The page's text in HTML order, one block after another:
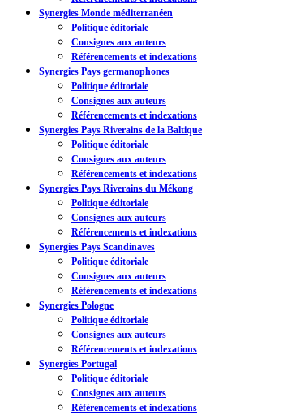
Synergies Monde méditerranéen
Politique éditoriale
Consignes aux auteurs
Référencements et indexations
Synergies Pays germanophones
Politique éditoriale
Consignes aux auteurs
Référencements et indexations
Synergies Pays Riverains de la Baltique
Politique éditoriale
Consignes aux auteurs
Référencements et indexations
Synergies Pays Riverains du Mékong
Politique éditoriale
Consignes aux auteurs
Référencements et indexations
Synergies Pays Scandinaves
Politique éditoriale
Consignes aux auteurs
Référencements et indexations
Synergies Pologne
Politique éditoriale
Consignes aux auteurs
Référencements et indexations
Synergies Portugal
Politique éditoriale
Consignes aux auteurs
Référencements et indexations